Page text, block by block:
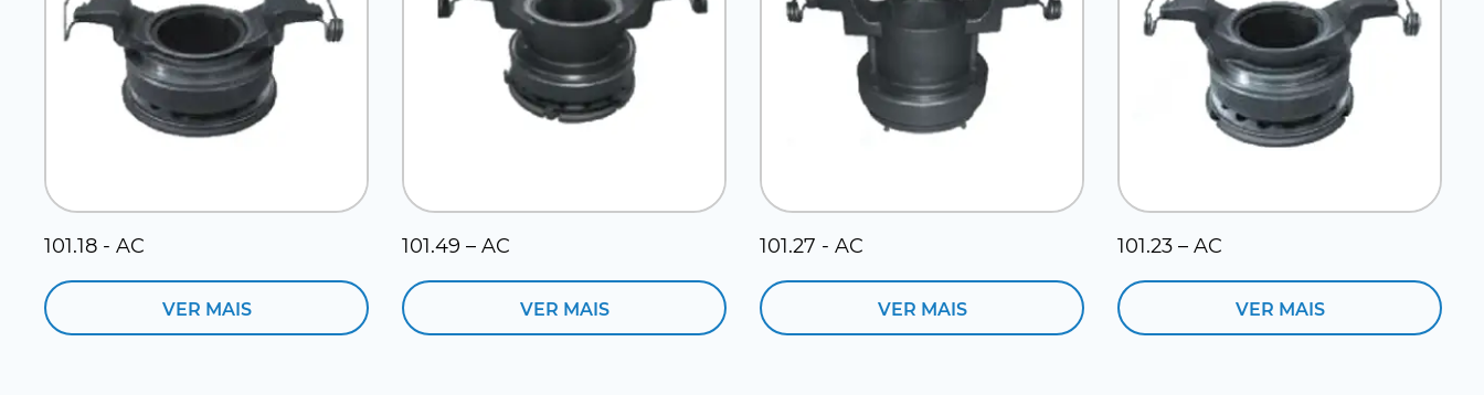
101.18 - AC
VER MAIS
101.49 – AC
VER MAIS
101.27 - AC
VER MAIS
101.23 – AC
VER MAIS